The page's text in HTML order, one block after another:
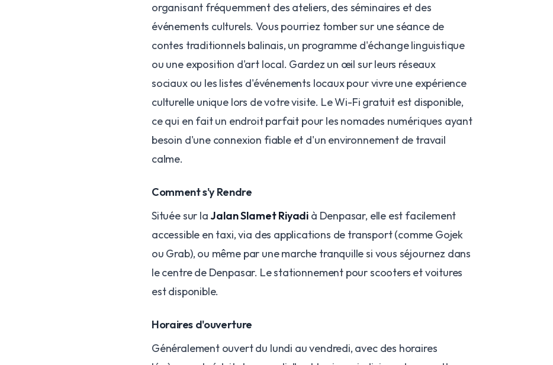
organisant fréquemment des ateliers, des séminaires et des
événements culturels. Vous pourriez tomber sur une séance de
contes traditionnels balinais, un programme d'échange linguistique
ou une exposition d'art local. Gardez un œil sur leurs réseaux
sociaux ou les listes d'événements locaux pour vivre une expérience
culturelle unique lors de votre visite. Le Wi-Fi gratuit est disponible,
ce qui en fait un endroit parfait pour les nomades numériques ayant
besoin d'une connexion fiable et d'un environnement de travail
calme.
Comment s'y Rendre
Située sur la Jalan Slamet Riyadi à Denpasar, elle est facilement
accessible en taxi, via des applications de transport (comme Gojek
ou Grab), ou même par une marche tranquille si vous séjournez dans
le centre de Denpasar. Le stationnement pour scooters et voitures
est disponible.
Horaires d'ouverture
Généralement ouvert du lundi au vendredi, avec des horaires